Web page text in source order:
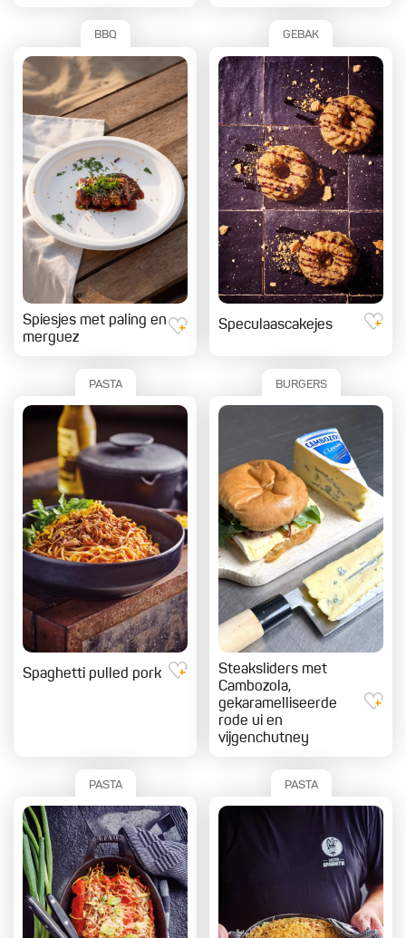
BBQ
Spiesjes met paling en
merguez
GEBAK
Speculaascakejes
PASTA
Spaghetti pulled pork
BURGERS
Steaksliders met
Cambozola,
gekaramelliseerde
rode ui en
vijgenchutney
PASTA PASTA